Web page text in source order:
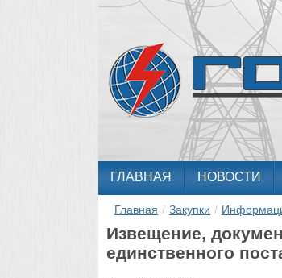
ГЛАВНАЯ НОВОСТИ
Главная / Закупки /
Извещение,
единственного